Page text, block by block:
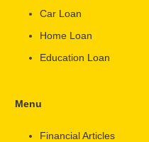
Car Loan
Home Loan
Education Loan
Menu
Financial Articles